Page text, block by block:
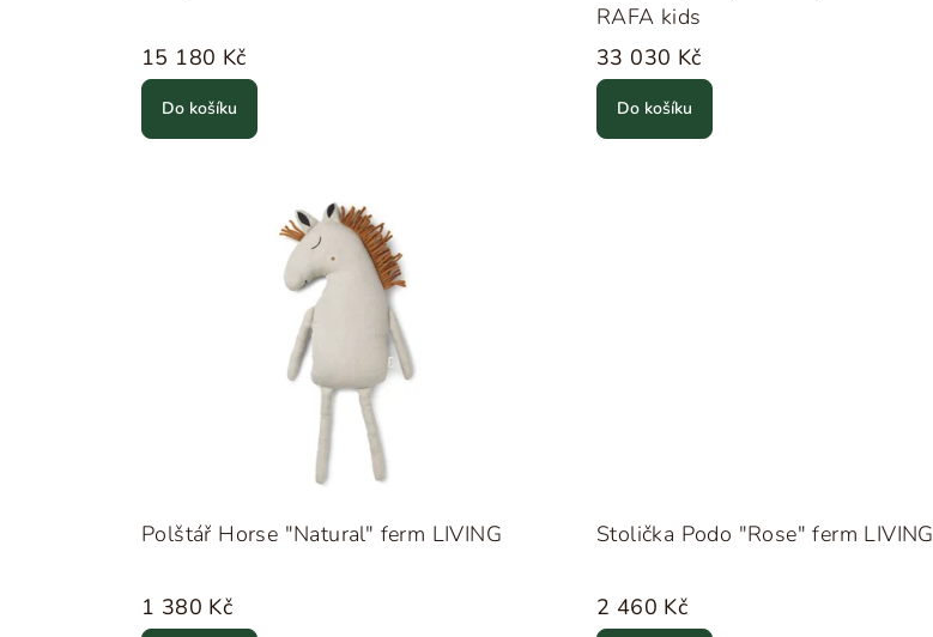
15 180 Kč
Do košíku
RAFA kids
33 030 Kč
Do košíku
Polštář Horse "Natural" ferm LIVING
1 380 Kč
Stolička Podo "Rose" ferm LIVING
2 460 Kč